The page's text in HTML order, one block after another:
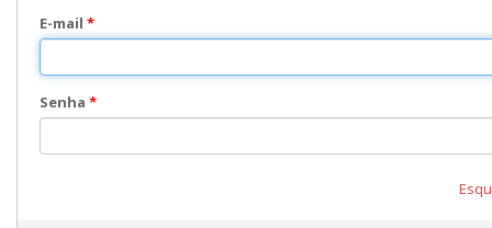
E-mail *
Senha *